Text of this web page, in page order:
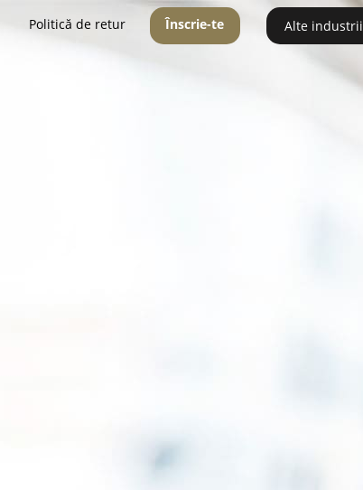
Politică de retur Înscrie-te Alte industrii